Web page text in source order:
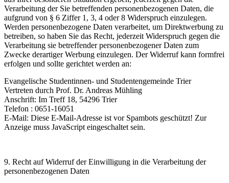
Verarbeitung der Sie betreffenden personenbezogenen Daten, die
aufgrund von § 6 Ziffer 1, 3, 4 oder 8 Widerspruch einzulegen.
Werden personenbezogene Daten verarbeitet, um Direktwerbung zu
betreiben, so haben Sie das Recht, jederzeit Widerspruch gegen die
Verarbeitung sie betreffender personenbezogener Daten zum
Zwecke derartiger Werbung einzulegen. Der Widerruf kann formfrei
erfolgen und sollte gerichtet werden an:
Evangelische Studentinnen- und Studentengemeinde Trier
Vertreten durch Prof. Dr. Andreas Mühling
Anschrift: Im Treff 18, 54296 Trier
Telefon : 0651-16051
E-Mail: Diese E-Mail-Adresse ist vor Spambots geschützt! Zur
Anzeige muss JavaScript eingeschaltet sein.
9. Recht auf Widerruf der Einwilligung in die Verarbeitung der
personenbezogenen Daten